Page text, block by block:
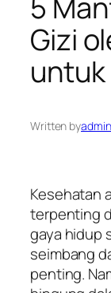
Gizi
untuk
Written byadmin
Kesehatan
terpenting
gaya hidup
seimbang
penting.